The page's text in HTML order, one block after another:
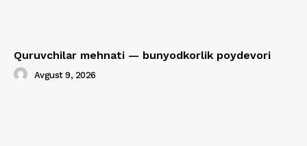
Quruvchilar mehnati — bunyodkorlik poydevori
Avgust 9, 2026